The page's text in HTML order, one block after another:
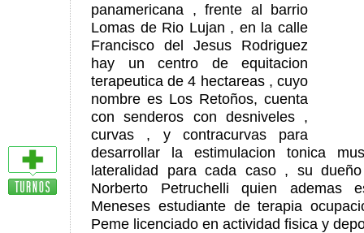
panamericana , frente al barrio
Lomas de Rio Lujan , en la calle
Francisco del Jesus Rodriguez
hay un centro de equitacion
terapeutica de 4 hectareas , cuyo
nombre es Los Retoños, cuenta
con senderos con desniveles ,
curvas , y contracurvas para
desarrollar la estimulacion tonica
lateralidad para cada caso , su
Norberto Petruchelli quien ademas
Meneses estudiante de terapia
Peme licenciado en actividad fisica y